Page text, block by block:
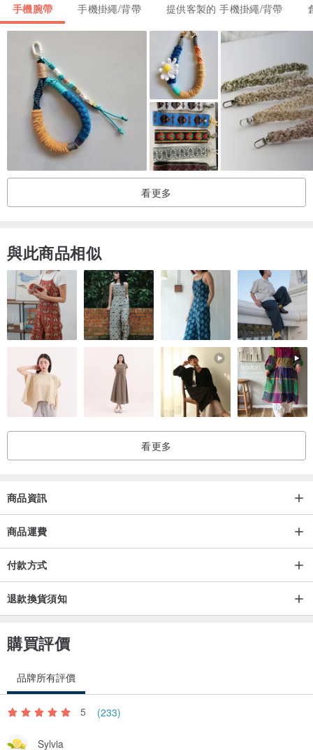
閃耀繽紛色彩的果凍小熊陪著你到處趴趴走!
看著微笑圖案吊飾，心情也變得更開心呢!
可同時搭配多種手機殼，換手機殼也不怕!
2款手機夾片隨機出貨1個，如要指定夾片請備註告訴我們喔!
🩰 姊妹好友最佳客製禮物 🩰
►滿2件免運 ◆ 客製英文字母手機腕帶★ 是手機腕帶也是手環!
【商品資訊】
微笑小熊手機腕帶連夾片 編織手腕繩 手機防丟繩 手機鍊 - 適用所有
品牌全包手機殼
手機腕帶 手機掛繩/背帶 提供客製的 手機掛繩/背帶
看更多
與此商品相似
看更多
商品資訊
商品運費
付款方式
退款換貨須知
購買評價
品牌所有評價
5 (233)
Sylvia